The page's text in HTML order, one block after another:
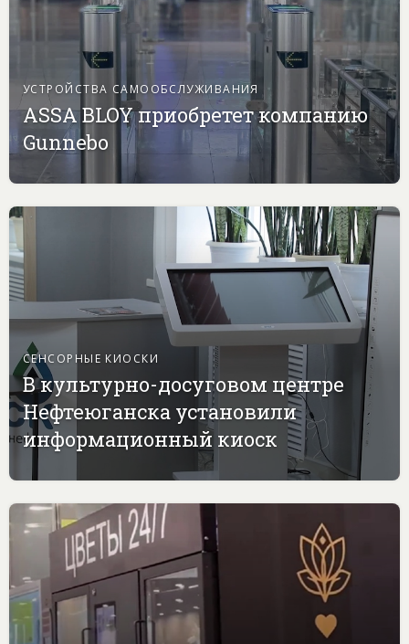
УСТРОЙСТВА САМООБСЛУЖИВАНИЯ
ASSA BLOY приобретет компанию
Gunnebo
СЕНСОРНЫЕ КИОСКИ
В культурно-досуговом центре
Нефтеюганска установили
информационный киоск